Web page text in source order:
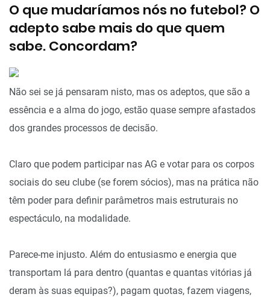
O que mudaríamos nós no futebol? O
adepto sabe mais do que quem
sabe. Concordam?
Não sei se já pensaram nisto, mas os adeptos, que são a
essência e a alma do jogo, estão quase sempre afastados
dos grandes processos de decisão.
Claro que podem participar nas AG e votar para os corpos
sociais do seu clube (se forem sócios), mas na prática não
têm poder para definir parâmetros mais estruturais no
espectáculo, na modalidade.
Parece-me injusto. Além do entusiasmo e energia que
transportam lá para dentro (quantas e quantas vitórias já
deram às suas equipas?), pagam quotas, fazem viagens,